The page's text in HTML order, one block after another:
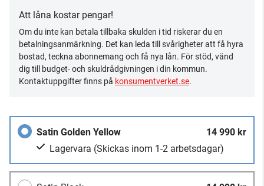
Att låna kostar pengar!
Om du inte kan betala tillbaka skulden i tid riskerar du en
betalningsanmärkning. Det kan leda till svårigheter att få hyra
bostad, teckna abonnemang och få nya lån. För stöd, vänd
dig till budget- och skuldrådgivningen i din kommun.
Kontaktuppgifter finns på konsumentverket.se.
Satin Golden Yellow
14 990 kr
Lagervara (Skickas inom 1-2 arbetsdagar)